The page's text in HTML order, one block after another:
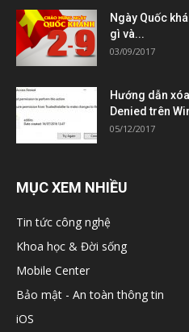
Ngày Quốc
gì và...
03/09/2017
Hướng dẫn
Denied trên
05/12/2017
MỤC XEM NHIỀU
Tin tức công nghệ
Khoa học & Đời sống
Mobile Center
Bảo mật - An toàn thông tin
iOS